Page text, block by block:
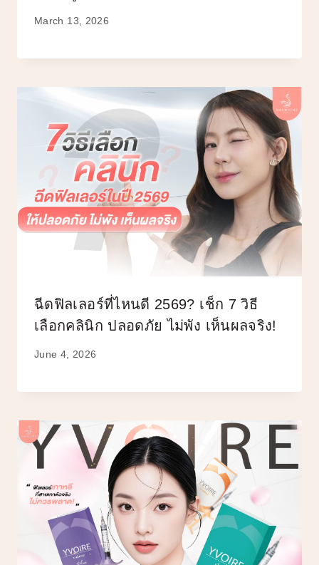
March 13, 2026
ฉีดฟิลเลอร์ที่ไหนดี 2569? เช็ก 7 วิธี
เลือกคลินิก ปลอดภัย ไม่พัง เห็นผลจริง!
June 4, 2026